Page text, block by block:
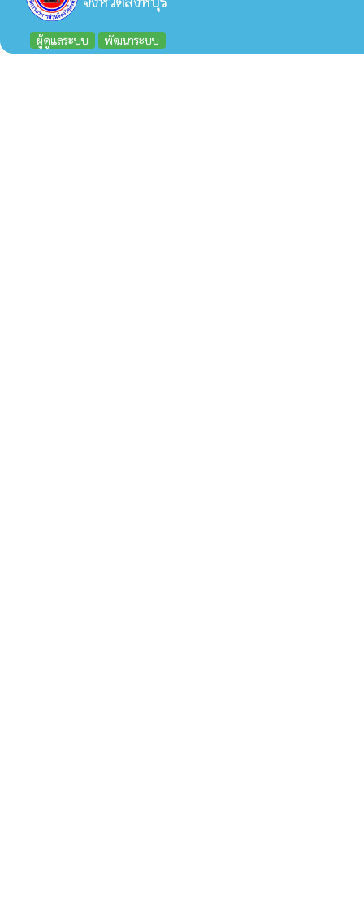
ผู้ดูแลระบบ พัฒนาระบบ